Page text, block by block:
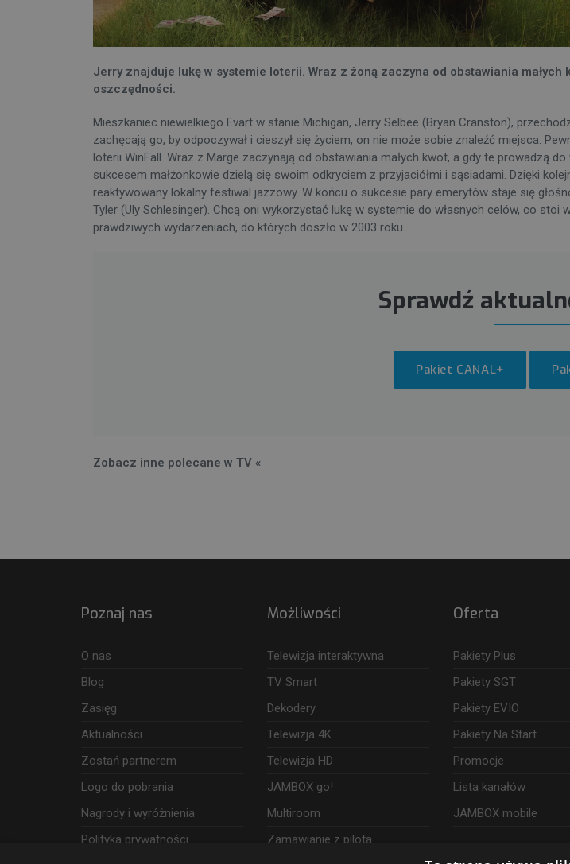
Jerry znajduje lukę w systemie loterii. Wraz z żoną zaczyna od obstawiania
oszczędności.
Mieszkaniec niewielkiego Evart w stanie Michigan, Jerry Selbee (Bryan Cranston),
zachęcają go, by odpoczywał i cieszył się życiem, on nie może sobie znaleźć miejsca.
loterii WinFall. Wraz z Marge zaczynają od obstawiania małych kwot, a gdy te prowadzą
sukcesem małżonkowie dzielą się swoim odkryciem z przyjaciółmi i sąsiadami. Dzięki
reaktywowany lokalny festiwal jazzowy. W końcu o sukcesie pary emerytów staje się
Tyler (Uly Schlesinger). Chcą oni wykorzystać lukę w systemie do własnych celów, co
prawdziwych wydarzeniach, do których doszło w 2003 roku.
Sprawdź
Pakiet CANAL+
Zobacz inne polecane w TV «
Poznaj nas
O nas
Blog
Zasięg
Aktualności
Zostań partnerem
Logo do pobrania
Nagrody i wyróżnienia
Polityka prywatności
Możliwości
Telewizja interaktywna
TV Smart
Dekodery
Telewizja 4K
Telewizja HD
JAMBOX go!
Multiroom
Zamawianie z pilota
Oferta
Pakiety Plus
Pakiety SGT
Pakiety EVIO
Pakiety Na Start
Promocje
Lista kanałów
JAMBOX mobile